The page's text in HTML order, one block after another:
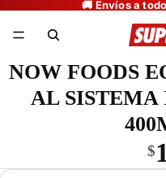
NOW FOODS
AL SISTEMA
$